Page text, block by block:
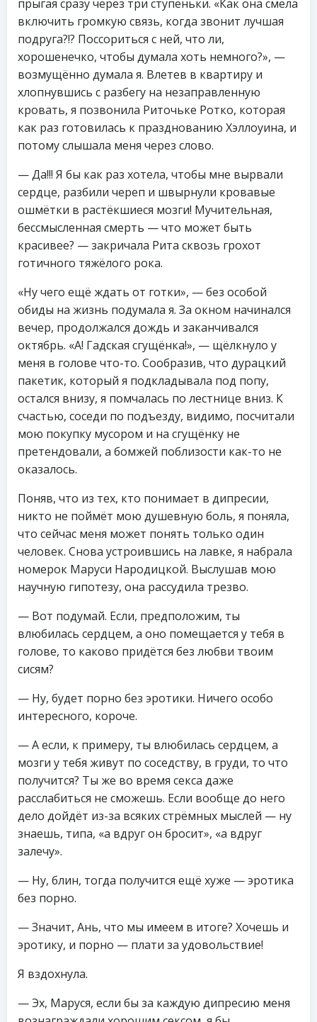
прыгая сразу через три ступеньки. «Как она смела
включить громкую связь, когда звонит лучшая
подруга?!? Поссориться с ней, что ли,
хорошенечко, чтобы думала хоть немного?», —
возмущённо думала я. Влетев в квартиру и
хлопнувшись с разбегу на незаправленную
кровать, я позвонила Риточьке Ротко, которая
как раз готовилась к празднованию Хэллоуина, и
потому слышала меня через слово.
— Да!!! Я бы как раз хотела, чтобы мне вырвали
сердце, разбили череп и швырнули кровавые
ошмётки в растёкшиеся мозги! Мучительная,
бессмысленная смерть — что может быть
красивее? — закричала Рита сквозь грохот
готичного тяжёлого рока.
«Ну чего ещё ждать от готки», — без особой
обиды на жизнь подумала я. За окном начинался
вечер, продолжался дождь и заканчивался
октябрь. «А! Гадская сгущёнка!», — щёлкнуло у
меня в голове что-то. Сообразив, что дурацкий
пакетик, который я подкладывала под попу,
остался внизу, я помчалась по лестнице вниз. К
счастью, соседи по подъезду, видимо, посчитали
мою покупку мусором и на сгущёнку не
претендовали, а бомжей поблизости как-то не
оказалось.
Поняв, что из тех, кто понимает в дипресии,
никто не поймёт мою душевную боль, я поняла,
что сейчас меня может понять только один
человек. Снова устроившись на лавке, я набрала
номерок Маруси Народицкой. Выслушав мою
научную гипотезу, она рассудила трезво.
— Вот подумай. Если, предположим, ты
влюбилась сердцем, а оно помещается у тебя в
голове, то каково придётся без любви твоим
сисям?
— Ну, будет порно без эротики. Ничего особо
интересного, короче.
— А если, к примеру, ты влюбилась сердцем, а
мозги у тебя живут по соседству, в груди, то что
получится? Ты же во время секса даже
расслабиться не сможешь. Если вообще до него
дело дойдёт из-за всяких стрёмных мыслей — ну
знаешь, типа, «а вдруг он бросит», «а вдруг
залечу».
— Ну, блин, тогда получится ещё хуже — эротика
без порно.
— Значит, Ань, что мы имеем в итоге? Хочешь и
эротику, и порно — плати за удовольствие!
Я вздохнула.
— Эх, Маруся, если бы за каждую дипресию меня